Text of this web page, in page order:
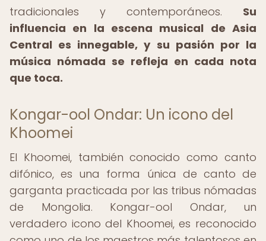
tradicionales y contemporáneos. Su
influencia en la escena musical de Asia
Central es innegable, y su pasión por la
música nómada se refleja en cada nota
que toca.
Kongar-ool Ondar: Un icono del
Khoomei
El Khoomei, también conocido como canto
difónico, es una forma única de canto de
garganta practicada por las tribus nómadas
de Mongolia. Kongar-ool Ondar, un
verdadero icono del Khoomei, es reconocido